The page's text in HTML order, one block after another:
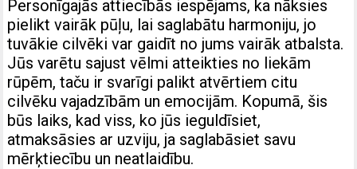
Personīgajās attiecībās iespējams, ka nāksies
pielikt vairāk pūļu, lai saglabātu harmoniju, jo
tuvākie cilvēki var gaidīt no jums vairāk atbalsta.
Jūs varētu sajust vēlmi atteikties no liekām
rūpēm, taču ir svarīgi palikt atvērtiem citu
cilvēku vajadzībām un emocijām. Kopumā, šis
būs laiks, kad viss, ko jūs ieguldīsiet,
atmaksāsies ar uzviju, ja saglabāsiet savu
mērķtiecību un neatlaidību.